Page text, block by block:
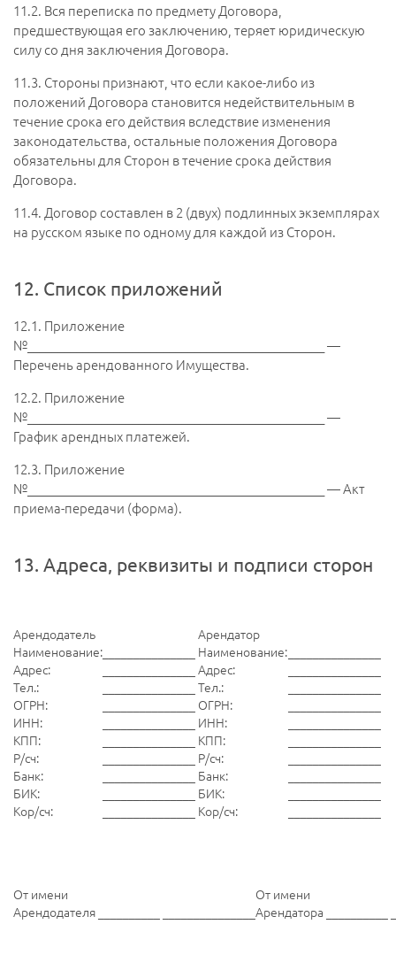
11.2. Вся переписка по предмету Договора,
предшествующая его заключению, теряет юридическую
силу со дня заключения Договора.
11.3. Стороны признают, что если какое-либо из
положений Договора становится недействительным в
течение срока его действия вследствие изменения
законодательства, остальные положения Договора
обязательны для Сторон в течение срока действия
Договора.
11.4. Договор составлен в 2 (двух) подлинных экземплярах
на русском языке по одному для каждой из Сторон.
12. Список приложений
12.1. Приложение
№________________________________________________ —
Перечень арендованного Имущества.
12.2. Приложение
№________________________________________________ —
График арендных платежей.
12.3. Приложение
№________________________________________________ — Акт
приема-передачи (форма).
13. Адреса, реквизиты и подписи сторон
Арендодатель
Арендатор
Наименование:
Наименование:
Адрес:
Адрес:
Тел.:
Тел.:
ОГРН:
ОГРН:
ИНН:
ИНН:
КПП:
КПП:
Р/сч:
Р/сч:
Банк:
Банк:
БИК:
БИК:
Кор/сч:
Кор/сч:
От имени
Арендодателя __________ _______________
От имени
Арендатора __________